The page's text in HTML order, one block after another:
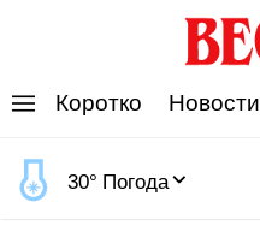
Коротко Новости
30° Погода